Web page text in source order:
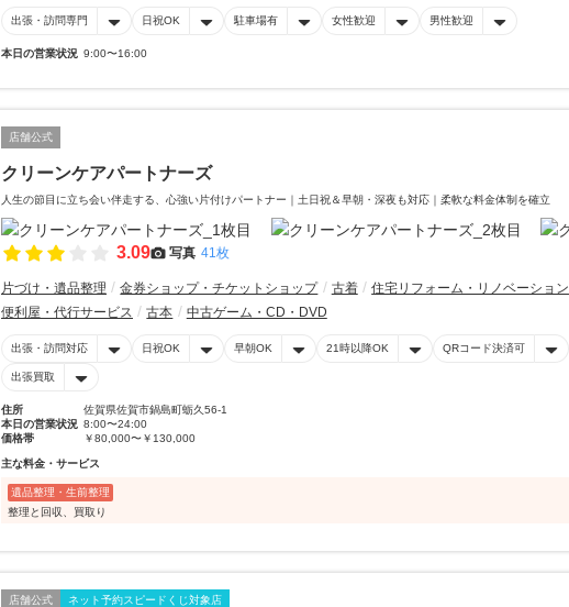
出張・訪問専門 日祝OK 駐車場有 女性歓迎 男性歓迎
本日の営業状況 9:00〜16:00
店舗公式
クリーンケアパートナーズ
人生の節目に立ち会い伴走する、心強い片付けパートナー｜土日祝＆早朝・深夜も対応｜柔軟な料金体制を確立
3.09 写真 41枚
片づけ・遺品整理 金券ショップ・チケットショップ 古着 住宅リフォーム・リノベーション
便利屋・代行サービス
古本 中古ゲーム・CD・DVD
出張・訪問対応 日祝OK 早朝OK 21時以降OK QRコード決済可
出張買取
住所
佐賀県佐賀市鍋島町蛎久56-1
本日の営業状況 8:00〜24:00
価格帯
￥80,000〜￥130,000
主な料金・サービス
遺品整理・生前整理
整理と回収、買取り
店舗公式 ネット予約スピードくじ対象店